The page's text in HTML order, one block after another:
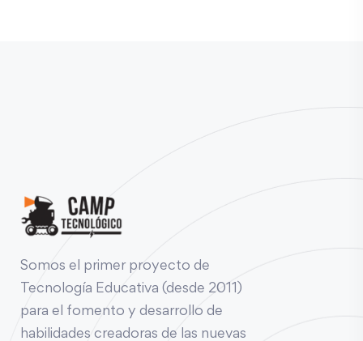
Somos el primer proyecto de
Tecnología Educativa (desde 2011)
para el fomento y desarrollo de
habilidades creadoras de las nuevas